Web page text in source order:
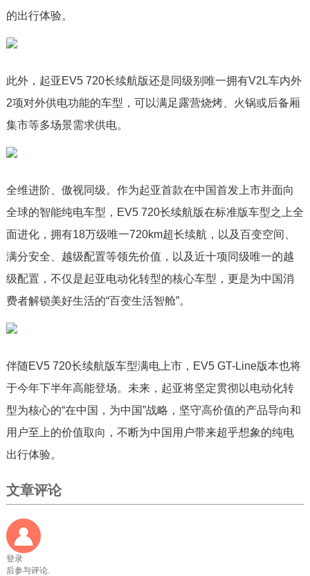
的出行体验。
此外，起亚EV5 720长续航版还是同级别唯一拥有V2L车内外
2项对外供电功能的车型，可以满足露营烧烤、火锅或后备厢
集市等多场景需求供电。
全维进阶、傲视同级。作为起亚首款在中国首发上市并面向
全球的智能纯电车型，EV5 720长续航版在标准版车型之上全
面进化，拥有18万级唯一720km超长续航，以及百变空间、
满分安全、越级配置等领先价值，以及近十项同级唯一的越
级配置，不仅是起亚电动化转型的核心车型，更是为中国消
费者解锁美好生活的“百变生活智舱”。
伴随EV5 720长续航版车型满电上市，EV5 GT-Line版本也将
于今年下半年高能登场。未来，起亚将坚定贯彻以电动化转
型为核心的“在中国，为中国”战略，坚守高价值的产品导向和
用户至上的价值取向，不断为中国用户带来超乎想象的纯电
出行体验。
文章评论
登录
后参与评论.